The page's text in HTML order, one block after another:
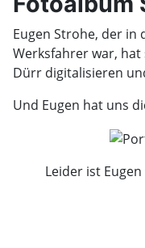
Eugen Strohe, der in
Werksfahrer war, hat
Dürr digitalisieren
Und Eugen hat uns
Leider ist